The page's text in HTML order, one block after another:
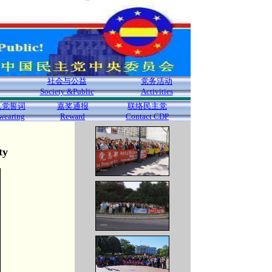
社会与公益
Society &Public
党务活动
Activities
党誓词
嘉奖通报
Reward
联络民主党
Contact CDP